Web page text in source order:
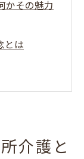
かその魅力
とは
む安心感
介護と